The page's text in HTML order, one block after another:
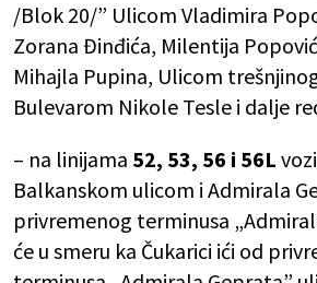
/Blok 20/” Ulicom Vladimira
Zorana Đinđića, Milentija
Mihajla Pupina, Ulicom
Bulevarom Nikole Tesle i dalje
– na linijama 52, 53, 56 i 56L
Balkanskom ulicom i Admirala
privremenog terminusa
će u smeru ka Čukarici ići od